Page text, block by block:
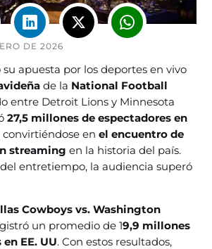
DE 2026
su apuesta por los deportes en vivo
de la National Football
entre Detroit Lions y Minnesota
27,5 millones de espectadores en
convirtiéndose enel encuentro de
streamingen la historia del país.
entretiempo, la audiencia superó
Cowboys vs. Washington
un promedio de 19,9 millones
EE. UU. Con estos resultados,